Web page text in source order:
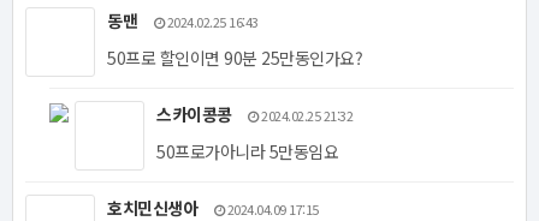
동맨 2024.02.25 16:43
50프로 할인이면 90분 25만동인가요?
스카이콩콩 2024.02.25 21:32
50프로가아니라 5만동임요
호치민신생아 2024.04.09 17:15